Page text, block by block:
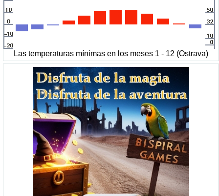
Las temperaturas mínimas en los meses 1 - 12 (Ostrava)